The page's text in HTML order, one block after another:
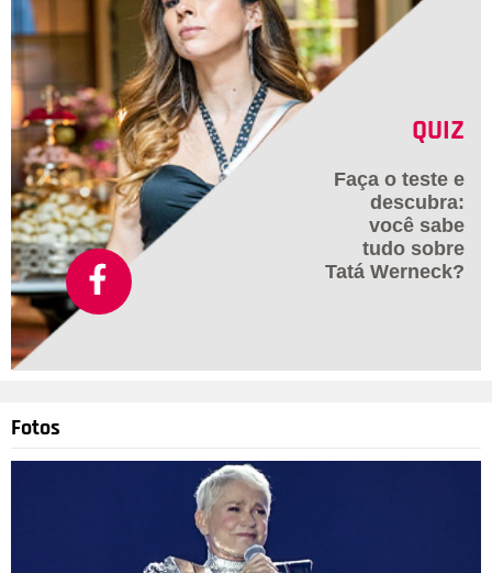
QUIZ
Faça o teste e
descubra:
você sabe
tudo sobre
Tatá Werneck?
Fotos